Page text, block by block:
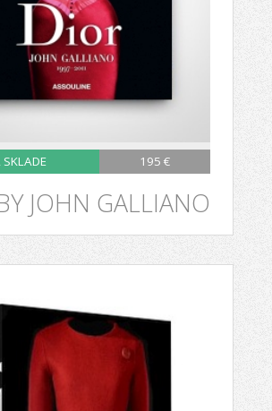
SKLADE 195 €
JOHN GALLIANO